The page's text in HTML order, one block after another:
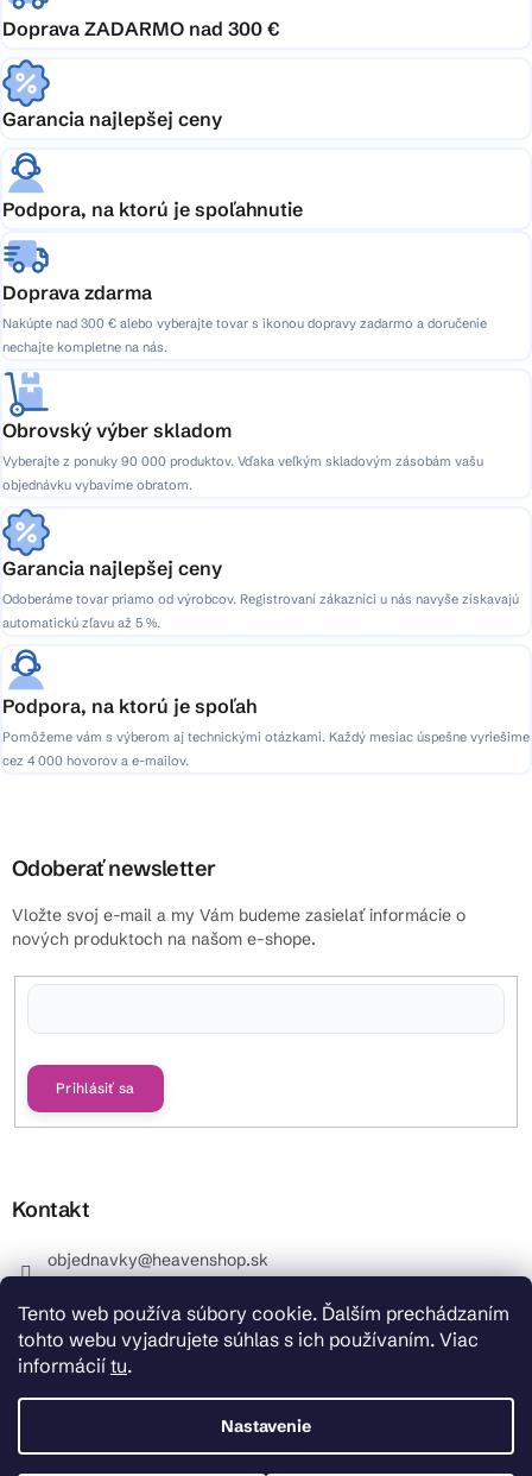
Tento web používa súbory cookie. Ďalším prechádzaním
tohto webu vyjadrujete súhlas s ich používaním. Viac
informácií tu.
Nastavenie
Doprava ZADARMO nad 300 €
Garancia najlepšej ceny
Podpora, na ktorú je spoľahnutie
Doprava zdarma
Nakúpte nad 300 € alebo vyberajte tovar s ikonou dopravy zadarmo a doručenie
nechajte kompletne na nás.
Obrovský výber skladom
Vyberajte z ponuky 90 000 produktov. Vďaka veľkým skladovým zásobám vašu
objednávku vybavíme obratom.
Garancia najlepšej ceny
Odoberáme tovar priamo od výrobcov. Registrovaní zákazníci u nás navyše získavajú
automatickú zľavu až 5 %.
Podpora, na ktorú je spoľah
Pomôžeme vám s výberom aj technickými otázkami. Každý mesiac úspešne vyriešime
cez 4 000 hovorov a e-mailov.
Odoberať newsletter
Vložte svoj e-mail a my Vám budeme zasielať informácie o
nových produktoch na našom e-shope.
Prihlásiť sa
Kontakt
objednavky@heavenshop.sk
_Info objednávky : +421 914 399 399 Pracovné dni od
8.00 hod. do 12.00 . REKLAMÁCIE : +421 914 399 399
HeavenShop.sk
HeavenShop.sk